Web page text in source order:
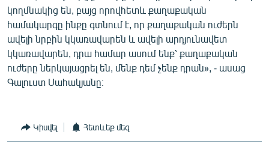
կողմնակից են, բայց որովհետև քաղաքական
համակարգը ինքը գտնում է, որ քաղաքական ուժերն
ավելի նրբին կկառավարեն և ավելի արդյունավետ
կկառավարեն, դրա համար ասում ենք՝ քաղաքական
ուժերը ներկայացրել են, մենք դեմ չենք դրան», - ասաց
Գալուստ Սահակյանը։
Կիսվել Հետևեք մեզ